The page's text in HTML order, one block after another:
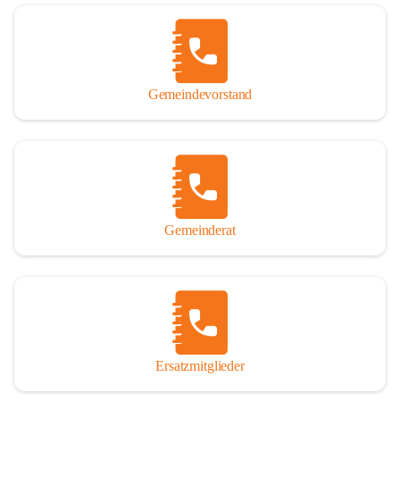
So darf ich Sie zu einer interessanten, vergnüglichen und
manchmal auch nachdenklich machenden Zeitreise durch die
Jahrhunderte, ja Jahrtausende alte Geschichte von der Steinzeit
einladen.
Gemeindevorstand
Gemeinderat
Ersatzmitglieder